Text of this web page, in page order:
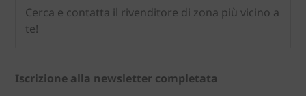
Cerca e contatta il rivenditore di zona più vicino a
te!
Iscrizione alla newsletter completata